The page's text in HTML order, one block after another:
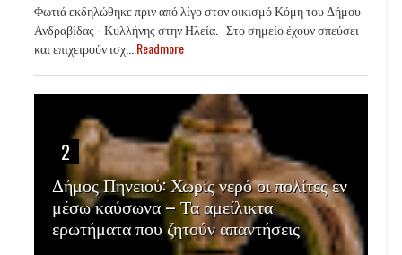
Φωτιά εκδηλώθηκε πριν από λίγο στον οικισμό Κόμη του Δήμου
Ανδραβίδας - Κυλλήνης στην Ηλεία. Στο σημείο έχουν σπεύσει
και επιχειρούν ισχ...Readmore
2
Δήμος Πηνειού: Χωρίς νερό οι πολίτες εν
μέσω καύσωνα – Τα αμείλικτα
ερωτήματα που ζητούν απαντήσεις